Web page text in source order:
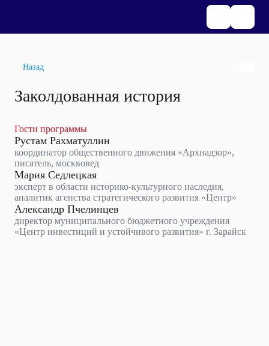
Назад
Заколдованная история
Гости программы
Рустам Рахматуллин
координатор общественного движения «Архнадзор»,
писатель, москвовед
Мария Седлецкая
эксперт в области историко-культурного наследия,
аналитик агенства стратегического развития «Центр»
Александр Пчелинцев
директор муниципального бюджетного учреждения
«Центр инвестиций и устойчивого развития» г. Зарайск